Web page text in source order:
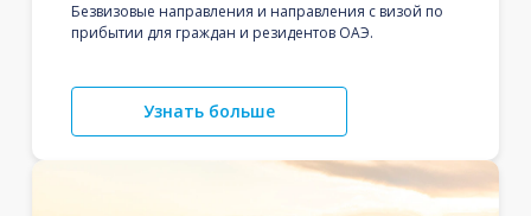
Безвизовые направления и направления с визой по
прибытии для граждан и резидентов ОАЭ.
Узнать больше